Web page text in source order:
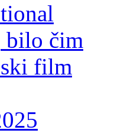
bilo čim
film